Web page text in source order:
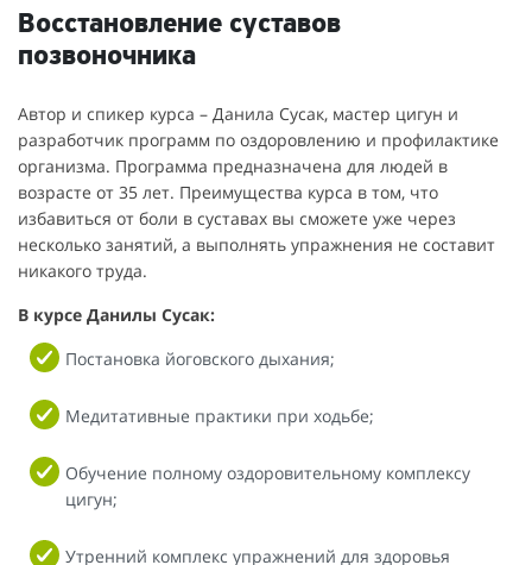
Восстановление суставов
позвоночника
Автор и спикер курса – Данила Сусак, мастер цигун и
разработчик программ по оздоровлению и профилактике
организма. Программа предназначена для людей в
возрасте от 35 лет. Преимущества курса в том, что
избавиться от боли в суставах вы сможете уже через
несколько занятий, а выполнять упражнения не составит
никакого труда.
В курсе Данилы Сусак:
Постановка йоговского дыхания;
Медитативные практики при ходьбе;
Обучение полному оздоровительному комплексу
цигун;
Утренний комплекс упражнений для здоровья